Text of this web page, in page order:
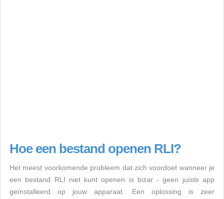
Hoe een bestand openen RLI?
Het meest voorkomende probleem dat zich voordoet wanneer je
een bestand RLI niet kunt openen is bizar - geen juiste app
geïnstalleerd op jouw apparaat. Een oplossing is zeer